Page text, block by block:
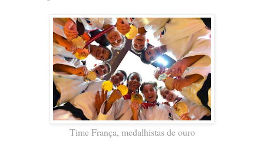
Time França, medalhistas de ouro